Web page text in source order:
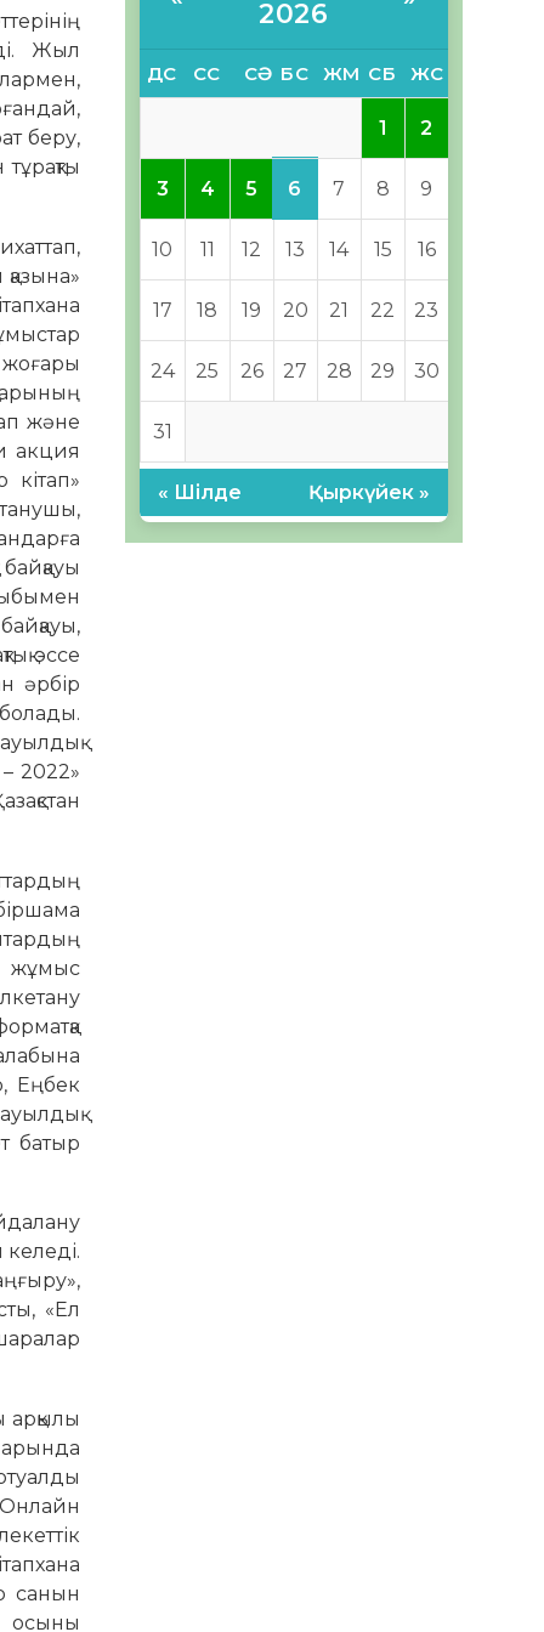
Жыл
беру,
жоғары
және
акция
эссе
әрбір
2022»
жұмыс
Еңбек
батыр
«Ел
арқылы
санын
осыны
2026
ДС СС СӘ БС ЖМ СБ ЖС
1 2
3 4 5 6 7 8 9
10 11 12 13 14 15 16
17 18 19 20 21 22 23
24 25 26 27 28 29 30
31
« Шілде Қыркүйек »